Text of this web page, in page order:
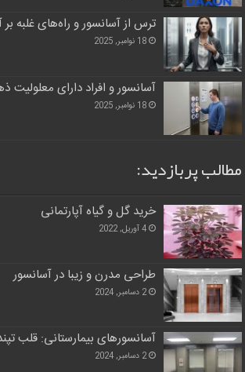
ترس از آسانسور و راه‌های غلبه
18 نوامبر, 2025
آسانسور و افراد دارای معلولیت
18 نوامبر, 2025
مطالب پربازدید:
خرید گل و گیاه آپارتمانی
4 آوریل, 2022
طراحی مدرن و زیبا در آسانسور
2 دسامبر, 2024
آسانسورهای بیمارستانی: قلب
2 دسامبر, 2024